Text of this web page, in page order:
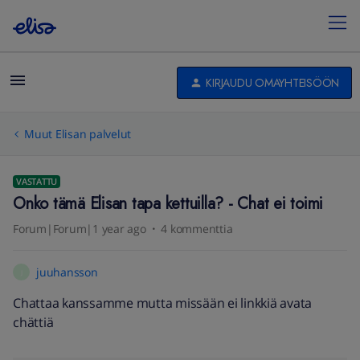
KIRJAUDU OMAYHTEISÖÖN
Muut Elisan palvelut
VASTATTU
Onko tämä Elisan tapa kettuilla? - Chat ei toimi
Forum|Forum|1 year ago 4 kommenttia
juuhansson
Chattaa kanssamme mutta missään ei linkkiä avata
chättiä